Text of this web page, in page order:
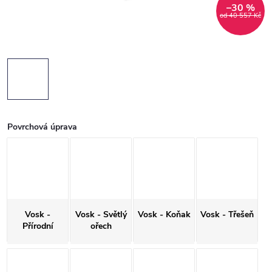
od 40 557 Kč
–30 %
Povrchová úprava
Vosk -
Přírodní
Vosk - Světlý
ořech
Vosk - Koňak Vosk - Třešeň